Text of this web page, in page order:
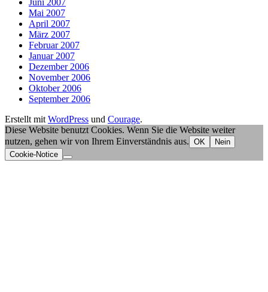
Juni 2007
Mai 2007
April 2007
März 2007
Februar 2007
Januar 2007
Dezember 2006
November 2006
Oktober 2006
September 2006
Erstellt mit WordPress und Courage.
Diese Website benutzt Cookies. Wenn Sie die Website weiter
nutzen, gehen wir von Ihrem Einverständnis aus. OK
Nein
Cookie-Notice